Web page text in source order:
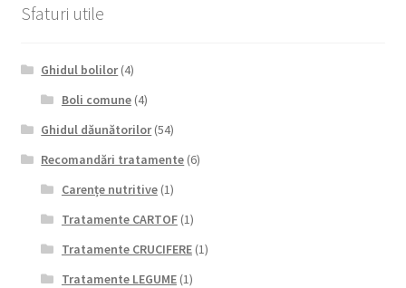
Sfaturi utile
Ghidul bolilor(4)
Boli comune(4)
Ghidul dăunătorilor(54)
Recomandări tratamente (6)
Carențe nutritive(1)
Tratamente CARTOF(1)
Tratamente CRUCIFERE(1)
Tratamente LEGUME(1)